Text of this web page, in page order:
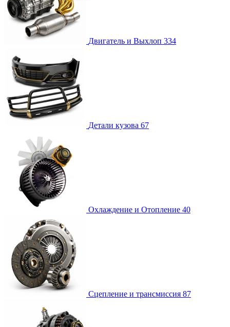
Двигатель и Выхлоп 334
Детали кузова 67
Охлаждение и Отопление 40
Сцепление и трансмиссия 87